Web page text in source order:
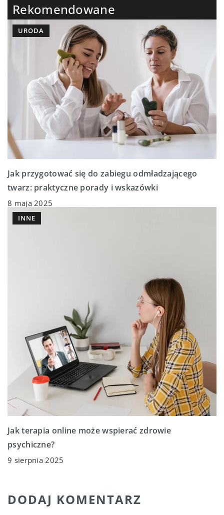
Rekomendowane
URODA
Jak przygotować się do zabiegu odmładzającego
twarz: praktyczne porady i wskazówki
8 maja 2025
INNE
Jak terapia online może wspierać zdrowie
psychiczne?
9 sierpnia 2025
DODAJ KOMENTARZ